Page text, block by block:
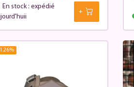
En stock : expédié
%